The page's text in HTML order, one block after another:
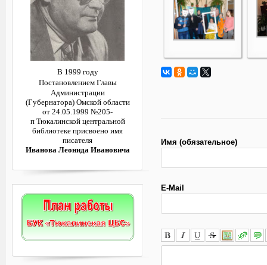
Имя (обязательное)
E-Mail
В 1999 году
Постановлением Главы
Администрации
(Губернатора) Омской области
от 24.05.1999 №205-
п Тюкалинской центральной
библиотеке присвоено имя
писателя
Иванова Леонида Ивановича